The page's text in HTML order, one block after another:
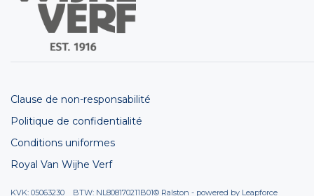
Clause de non-responsabilité
Politique de confidentialité
Conditions uniformes
Royal Van Wijhe Verf
KVK: 05063230 BTW: NL808170211B01© Ralston - powered by Leapforce